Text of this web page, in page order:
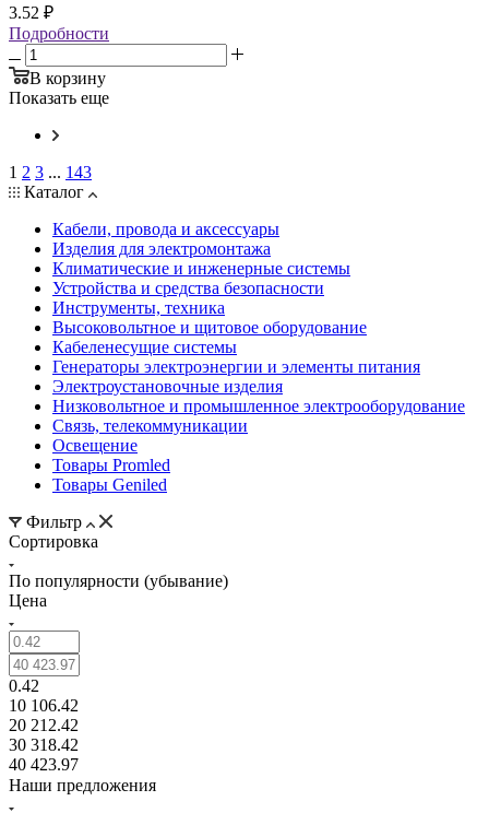
3.52 ₽
Подробности
В корзину
Показать еще
1 2 3 ... 143
Каталог
Кабели, провода и аксессуары
Изделия для электромонтажа
Климатические и инженерные системы
Устройства и средства безопасности
Инструменты, техника
Высоковольтное и щитовое оборудование
Кабеленесущие системы
Генераторы электроэнергии и элементы питания
Электроустановочные изделия
Низковольтное и промышленное электрооборудование
Связь, телекоммуникации
Освещение
Товары Promled
Товары Geniled
Фильтр
Сортировка
По популярности (убывание)
Цена
0.42
10 106.42
20 212.42
30 318.42
40 423.97
Наши предложения